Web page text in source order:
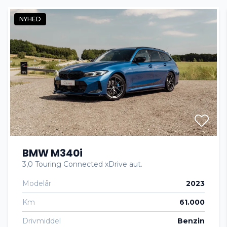
Automatisk nødbremse
AUX tilslutning
CD afspiller
Delvis lædersæder
Digitalt cockpit
Dual zone klimaanlæg
Dæktryksystem
NYHED
BMW M340i
3,0 Touring Connected xDrive aut.
Modelår 2023
Km 61.000
Drivmiddel Benzin